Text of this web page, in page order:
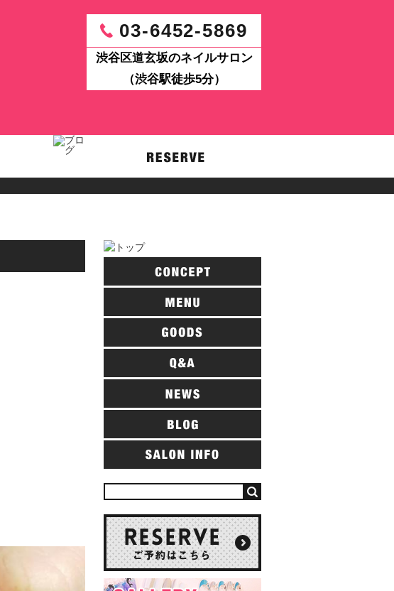
03-6452-5869
渋谷区道玄坂のネイルサロン
（渋谷駅徒歩5分）